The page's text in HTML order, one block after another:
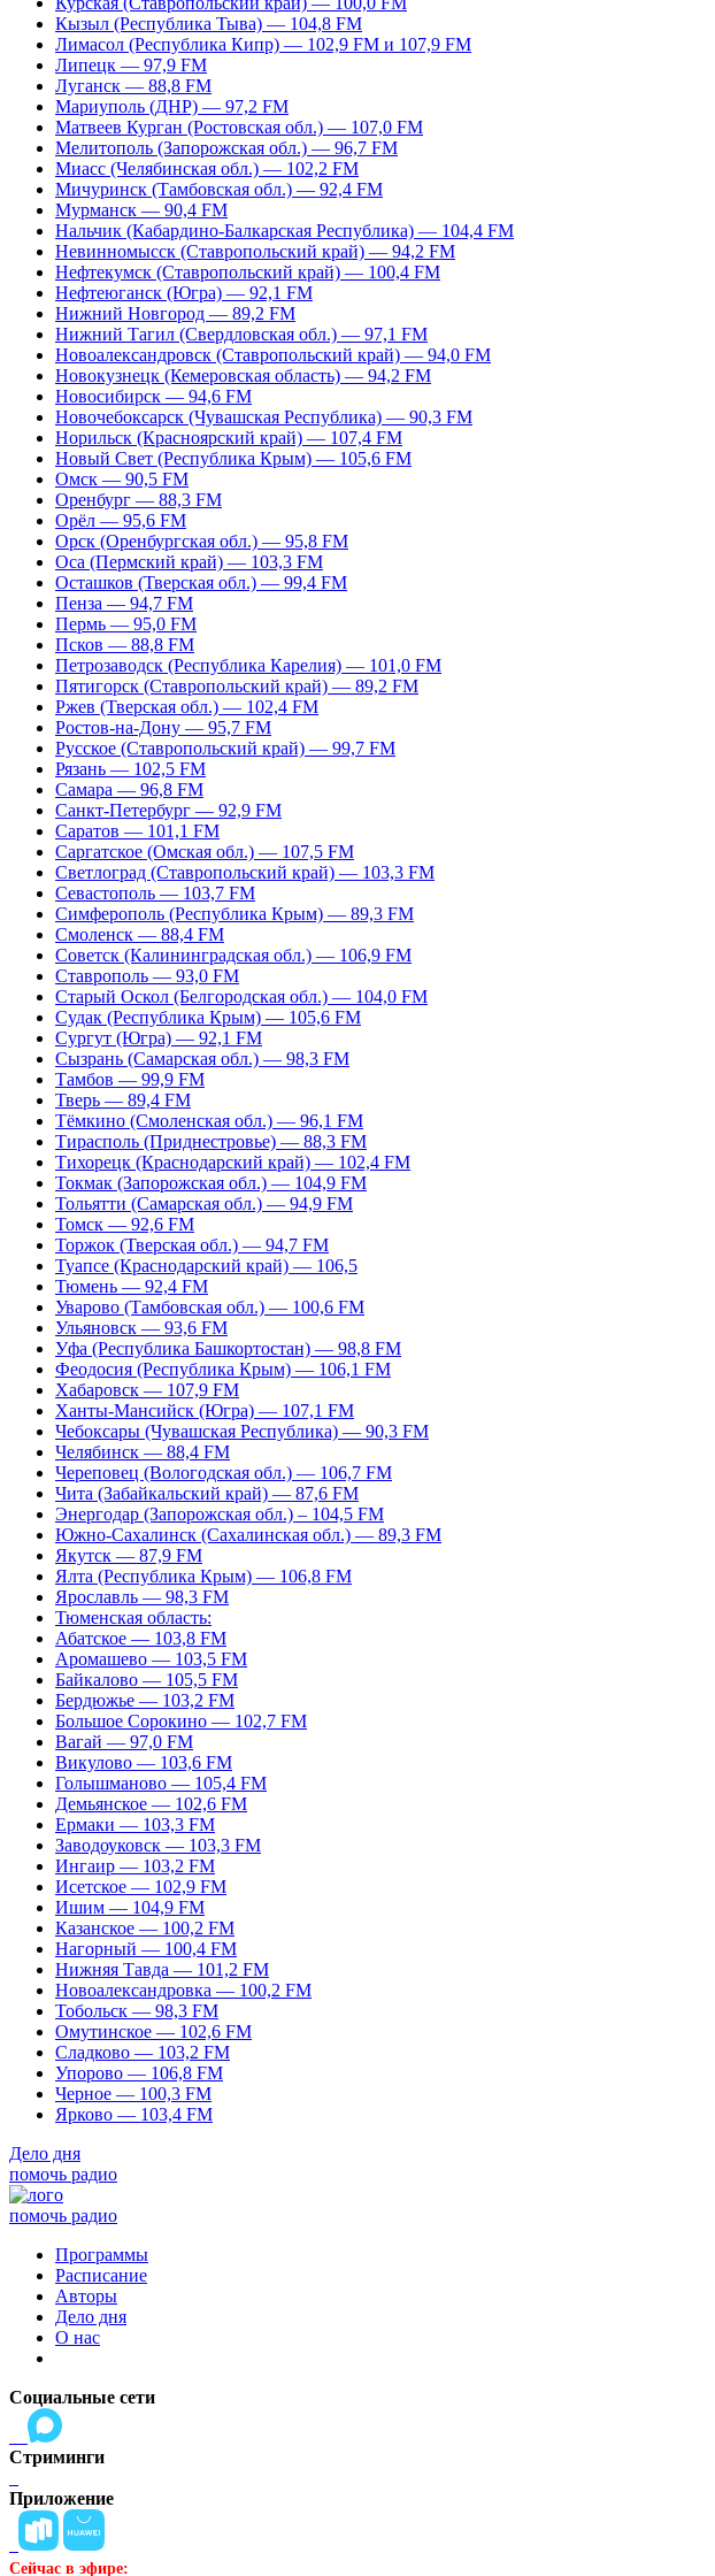
Кызыл (Республика Тыва) — 104,8 FM
Лимасол (Республика Кипр) — 102,9 FM и 107,9 FM
Липецк — 97,9 FM
Луганск — 88,8 FM
Мариуполь (ДНР) — 97,2 FM
Матвеев Курган (Ростовская обл.) — 107,0 FM
Мелитополь (Запорожская обл.) — 96,7 FM
Миасс (Челябинская обл.) — 102,2 FM
Мичуринск (Тамбовская обл.) — 92,4 FM
Мурманск — 90,4 FM
Нальчик (Кабардино-Балкарская Республика) — 104,4 FM
Невинномысск (Ставропольский край) — 94,2 FM
Нефтекумск (Ставропольский край) — 100,4 FM
Нефтеюганск (Югра) — 92,1 FM
Нижний Новгород — 89,2 FM
Нижний Тагил (Свердловская обл.) — 97,1 FM
Новоалександровск (Ставропольский край) — 94,0 FM
Новокузнецк (Кемеровская область) — 94,2 FM
Новосибирск — 94,6 FM
Новочебоксарск (Чувашская Республика) — 90,3 FM
Норильск (Красноярский край) — 107,4 FM
Новый Свет (Республика Крым) — 105,6 FM
Омск — 90,5 FM
Оренбург — 88,3 FM
Орёл — 95,6 FM
Орск (Оренбургская обл.) — 95,8 FM
Оса (Пермский край) — 103,3 FM
Осташков (Тверская обл.) — 99,4 FM
Пенза — 94,7 FM
Пермь — 95,0 FM
Псков — 88,8 FM
Петрозаводск (Республика Карелия) — 101,0 FM
Пятигорск (Ставропольский край) — 89,2 FM
Ржев (Тверская обл.) — 102,4 FM
Ростов-на-Дону — 95,7 FM
Русское (Ставропольский край) — 99,7 FM
Рязань — 102,5 FM
Самара — 96,8 FM
Санкт-Петербург — 92,9 FM
Саратов — 101,1 FM
Саргатское (Омская обл.) — 107,5 FM
Светлоград (Ставропольский край) — 103,3 FM
Севастополь — 103,7 FM
Симферополь (Республика Крым) — 89,3 FM
Смоленск — 88,4 FM
Советск (Калининградская обл.) — 106,9 FM
Ставрополь — 93,0 FM
Старый Оскол (Белгородская обл.) — 104,0 FM
Судак (Республика Крым) — 105,6 FM
Сургут (Югра) — 92,1 FM
Сызрань (Самарская обл.) — 98,3 FM
Тамбов — 99,9 FM
Тверь — 89,4 FM
Тёмкино (Смоленская обл.) — 96,1 FM
Тирасполь (Приднестровье) — 88,3 FM
Тихорецк (Краснодарский край) — 102,4 FM
Токмак (Запорожская обл.) — 104,9 FM
Тольятти (Самарская обл.) — 94,9 FM
Томск — 92,6 FM
Торжок (Тверская обл.) — 94,7 FM
Туапсе (Краснодарский край) — 106,5
Тюмень — 92,4 FM
Уварово (Тамбовская обл.) — 100,6 FM
Ульяновск — 93,6 FM
Уфа (Республика Башкортостан) — 98,8 FM
Феодосия (Республика Крым) — 106,1 FM
Хабаровск — 107,9 FM
Ханты-Мансийск (Югра) — 107,1 FM
Чебоксары (Чувашская Республика) — 90,3 FM
Челябинск — 88,4 FM
Череповец (Вологодская обл.) — 106,7 FM
Чита (Забайкальский край) — 87,6 FM
Энергодар (Запорожская обл.) – 104,5 FM
Южно-Сахалинск (Сахалинская обл.) — 89,3 FM
Якутск — 87,9 FM
Ялта (Республика Крым) — 106,8 FM
Ярославль — 98,3 FM
Тюменская область:
Абатское — 103,8 FM
Аромашево — 103,5 FM
Байкалово — 105,5 FM
Бердюжье — 103,2 FM
Большое Сорокино — 102,7 FM
Вагай — 97,0 FM
Викулово — 103,6 FM
Голышманово — 105,4 FM
Демьянское — 102,6 FM
Ермаки — 103,3 FM
Заводоуковск — 103,3 FM
Ингаир — 103,2 FM
Исетское — 102,9 FM
Ишим — 104,9 FM
Казанское — 100,2 FM
Нагорный — 100,4 FM
Нижняя Тавда — 101,2 FM
Новоалександровка — 100,2 FM
Тобольск — 98,3 FM
Омутинское — 102,6 FM
Сладково — 103,2 FM
Упорово — 106,8 FM
Черное — 100,3 FM
Ярково — 103,4 FM
Дело дня
помочь радио
помочь радио
Программы
Расписание
Авторы
Дело дня
О нас
Социальные сети
Стриминги
Приложение
Сейчас в эфире: